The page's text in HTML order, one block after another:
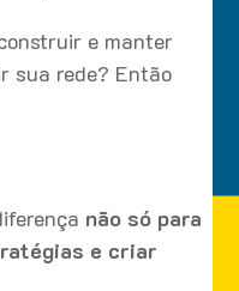
e manter
sua rede? Então
não só para
e criar